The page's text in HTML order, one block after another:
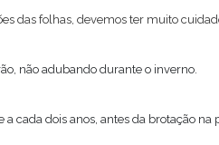
das folhas, devemos ter muito
não adubando durante o inverno.
a cada dois anos, antes da brotação na